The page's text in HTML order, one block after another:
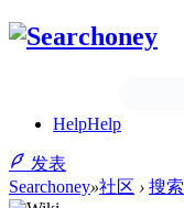
HelpHelp
发表
Searchoney»社区 › 搜索